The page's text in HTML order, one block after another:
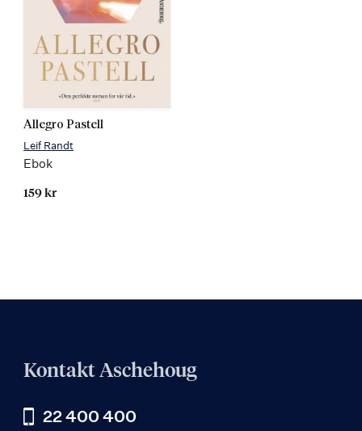
Allegro Pastell
Leif Randt
Ebok
159 kr
Kontakt Aschehoug
22 400 400